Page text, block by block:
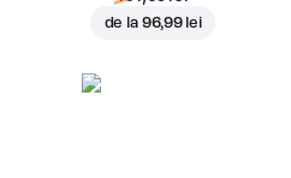
de la 96,99 lei